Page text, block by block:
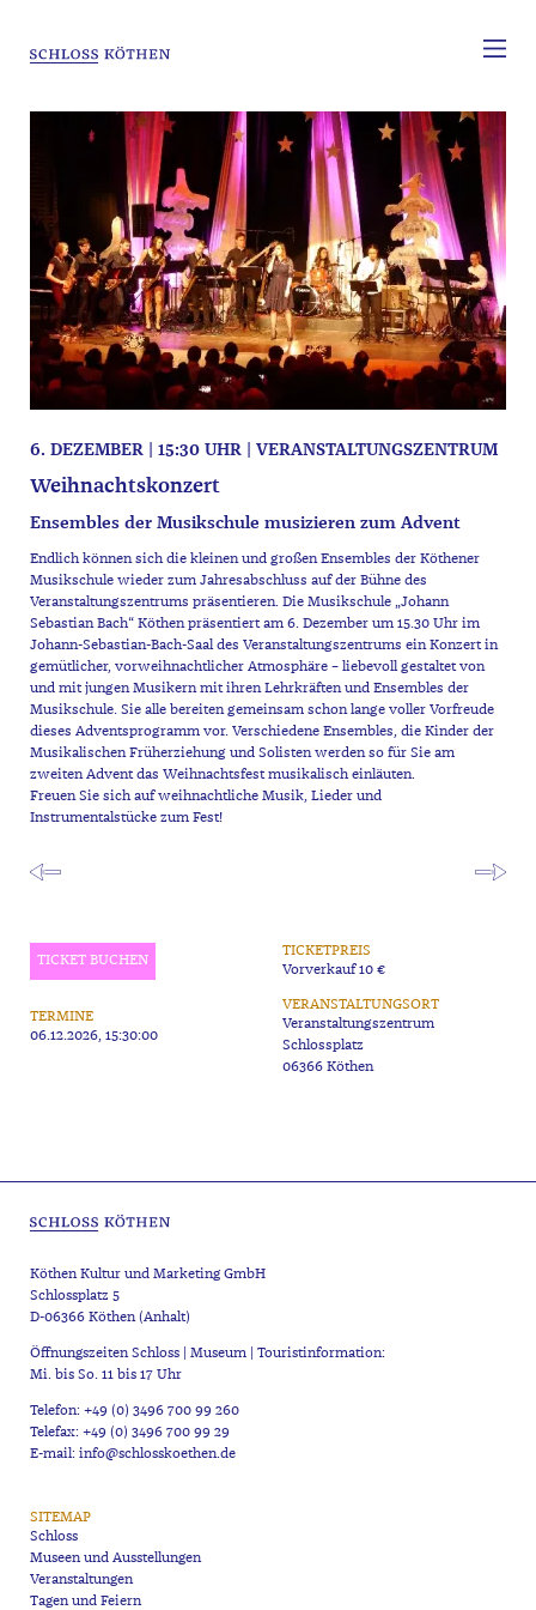
6. DEZEMBER | 15:30 UHR | VERANSTALTUNGSZENTRUM
Weihnachtskonzert
Ensembles der Musikschule musizieren zum Advent
Endlich können sich die kleinen und großen Ensembles der Köthener
Musikschule wieder zum Jahresabschluss auf der Bühne des
Veranstaltungszentrums präsentieren. Die Musikschule „Johann
Sebastian Bach“ Köthen präsentiert am 6. Dezember um 15.30 Uhr im
Johann-Sebastian-Bach-Saal des Veranstaltungszentrums ein Konzert in
gemütlicher, vorweihnachtlicher Atmosphäre – liebevoll gestaltet von
und mit jungen Musikern mit ihren Lehrkräften und Ensembles der
Musikschule. Sie alle bereiten gemeinsam schon lange voller Vorfreude
dieses Adventsprogramm vor. Verschiedene Ensembles, die Kinder der
Musikalischen Früherziehung und Solisten werden so für Sie am
zweiten Advent das Weihnachtsfest musikalisch einläuten.
Freuen Sie sich auf weihnachtliche Musik, Lieder und
Instrumentalstücke zum Fest!
TICKET BUCHEN
TERMINE
06.12.2026, 15:30:00
TICKETPREIS
Vorverkauf 10 €
VERANSTALTUNGSORT
Veranstaltungszentrum
Schlossplatz
06366 Köthen
Köthen Kultur und Marketing GmbH
Schlossplatz 5
D-06366 Köthen (Anhalt)
Öffnungszeiten Schloss | Museum | Touristinformation:
Mi. bis So. 11 bis 17 Uhr
Telefon: +49 (0) 3496 700 99 260
Telefax: +49 (0) 3496 700 99 29
E-mail: info@schlosskoethen.de
SITEMAP
Schloss
Museen und Ausstellungen
Veranstaltungen
Tagen und Feiern